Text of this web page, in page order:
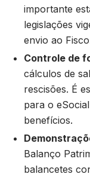
importante
legislações
envio ao
Controle de
cálculos de
rescisões. É
para o
benefícios.
Balanço
balancetes